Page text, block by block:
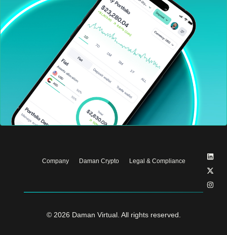
Company Daman Crypto Legal & Compliance
© 2026 Daman Virtual. All rights reserved.